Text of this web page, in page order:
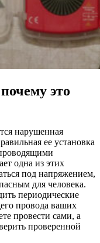
это
нарушенная
ее установка
одна из этих
под напряжением,
для человека.
периодические
провода ваших
провести сами, а
проверенной